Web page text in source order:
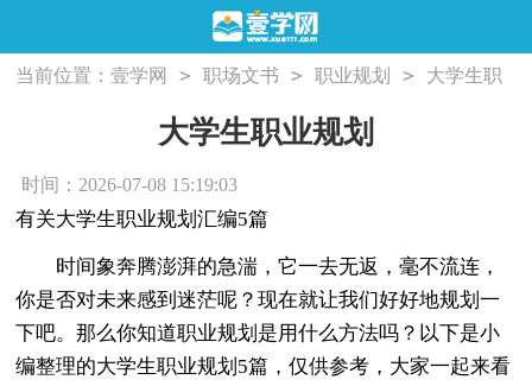
当前位置：壹学网 > 职场文书 > 职业规划 >
大学生职
大学生职业规划
时间：2026-07-08 15:19:03
有关大学生职业规划汇编5篇
时间象奔腾澎湃的急湍，它一去无返，毫不流连，
你是否对未来感到迷茫呢？现在就让我们好好地规划一
下吧。那么你知道职业规划是用什么方法吗？以下是小
编整理的大学生职业规划5篇，仅供参考，大家一起来看